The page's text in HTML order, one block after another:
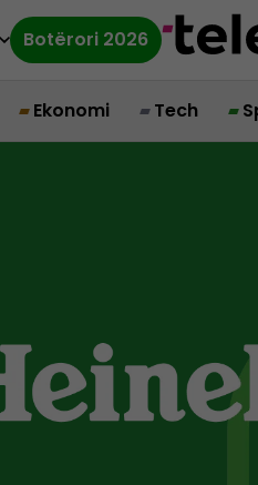
Botërori 2026
Ekonomi Tech